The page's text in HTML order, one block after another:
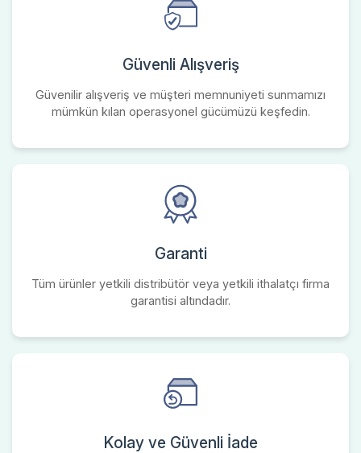
Güvenli Alışveriş
Güvenilir alışveriş ve müşteri memnuniyeti sunmamızı
mümkün kılan operasyonel gücümüzü keşfedin.
Garanti
Tüm ürünler yetkili distribütör veya yetkili ithalatçı firma
garantisi altındadır.
Kolay ve Güvenli İade